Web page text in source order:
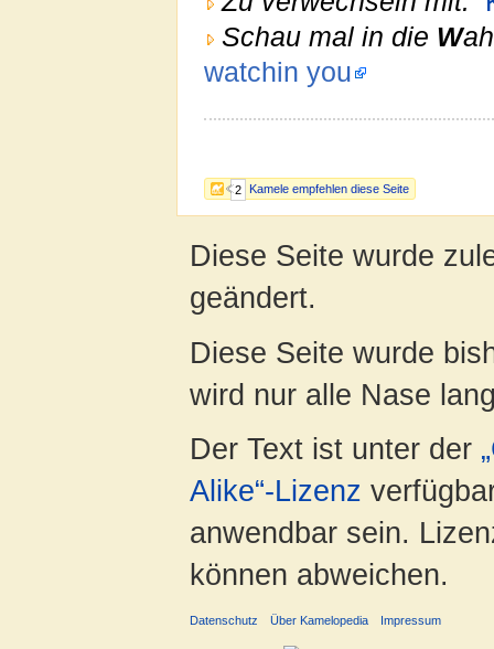
2 Kamele empfehlen diese Seite
Schau mal in die W
watchin you
Diese Seite wurde
geändert.
Diese Seite wurde
wird nur alle Nase
Der Text ist unter der
Alike“-Lizenz
anwendbar sein.
können abweichen.
Datenschutz Über Kamelopedia Impressum